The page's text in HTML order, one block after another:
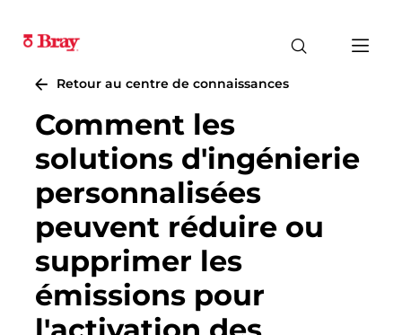
Retour au centre de connaissances
Comment les
solutions d'ingénierie
personnalisées
peuvent réduire ou
supprimer les
émissions pour